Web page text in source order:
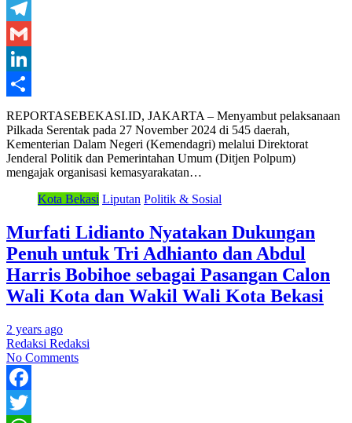
WhatsApp
Telegram
Gmail
LinkedIn
Share
REPORTASEBEKASI.ID, JAKARTA – Menyambut pelaksanaan
Pilkada Serentak pada 27 November 2024 di 545 daerah,
Kementerian Dalam Negeri (Kemendagri) melalui Direktorat
Jenderal Politik dan Pemerintahan Umum (Ditjen Polpum)
mengajak organisasi kemasyarakatan…
Kota Bekasi Liputan Politik & Sosial
Murfati Lidianto Nyatakan Dukungan
Penuh untuk Tri Adhianto dan Abdul
Harris Bobihoe sebagai Pasangan Calon
Wali Kota dan Wakil Wali Kota Bekasi
2 years ago
Redaksi Redaksi
No Comments
Facebook